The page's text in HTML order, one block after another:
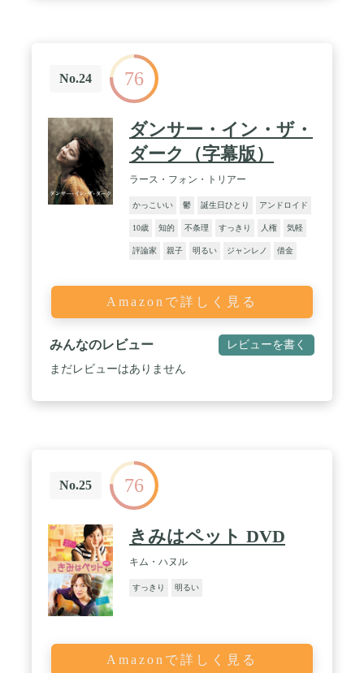
No.24 76
ダンサー・イン・ザ・
ダーク（字幕版）
ラース・フォン・トリアー
かっこいい 鬱 誕生日ひとり アンドロイド
10歳 知的 不条理 すっきり 人権 気軽
評論家 親子 明るい ジャンレノ 借金
Amazonで詳しく見る
みんなのレビュー レビューを書く
まだレビューはありません
No.25 76
きみはペット DVD
キム・ハヌル
すっきり 明るい
Amazonで詳しく見る